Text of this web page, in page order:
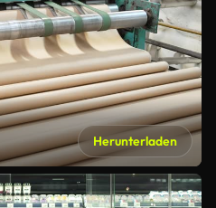
Herunterladen